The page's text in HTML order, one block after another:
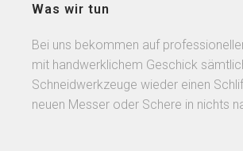
Was wir tun
Bei uns bekommen auf
mit handwerklichem Geschick
Schneidwerkzeuge wieder einen
neuen Messer oder Schere in nichts